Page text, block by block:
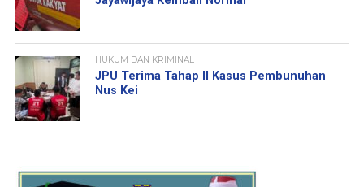
HUKUM DAN KRIMINAL
JPU Terima Tahap II Kasus Pembunuhan
Nus Kei